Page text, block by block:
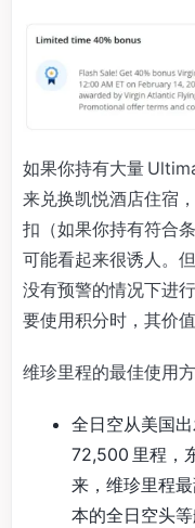
如果你持有大量
来兑换凯悦酒店住宿
扣（如果你持有符合
可能看起来很诱人。
没有预警的情况下进
要使用积分时，其价
维珍里程的最佳使用
全日空从美国
72,500 里程，
来，维珍里程
本的全日空头